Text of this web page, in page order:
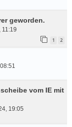
geworden.
11:19
1 2
vom IE mit
19:05